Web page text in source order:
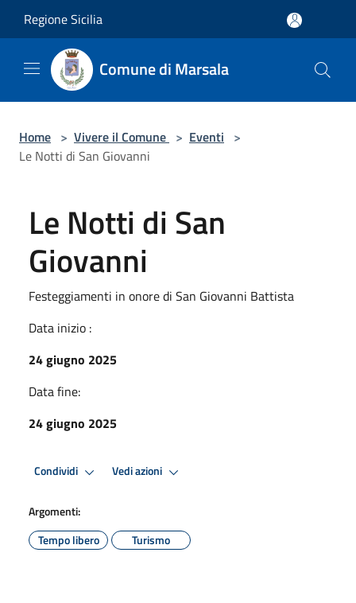
Regione Sicilia
Comune di Marsala
Home > Vivere il Comune > Eventi >
Le Notti di San Giovanni
Le Notti di San
Giovanni
Festeggiamenti in onore di San Giovanni Battista
Data inizio :
24 giugno 2025
Data fine:
24 giugno 2025
Condividi Vedi azioni
Argomenti:
Tempo libero
Turismo